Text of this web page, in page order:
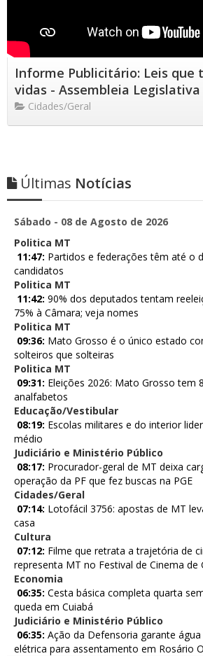
Informe Publicitário: Leis que
vidas - Assembleia
Cidades/Geral
Últimas Notícias
Sábado - 08 de Agosto de 2026
Politica MT
11:47: Partidos e federações têm até o
candidatos
Politica MT
11:42: 90% dos deputados tentam
75% à Câmara; veja nomes
Politica MT
09:36: Mato Grosso é o único estado
solteiros que solteiras
Politica MT
09:31: Eleições 2026: Mato Grosso tem
analfabetos
Educação/Vestibular
08:19: Escolas militares e do interior
médio
Judiciário e Ministério Público
08:17: Procurador-geral de MT deixa
operação da PF que fez buscas na PGE
Cidades/Geral
07:14: Lotofácil 3756: apostas de MT
casa
Cultura
07:12: Filme que retrata a trajetória de
representa MT no Festival de Cinema de
Economia
06:35: Cesta básica completa quarta
queda em Cuiabá
Judiciário e Ministério Público
06:35: Ação da Defensoria garante
elétrica para assentamento em Rosário